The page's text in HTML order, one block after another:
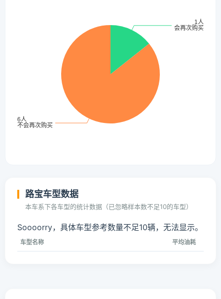
路宝车型数据
本车系下各车型的统计数据（已忽略样本数不足10的车型）
Soooorry，具体车型参考数量不足10辆，无法显示。
车型名称 平均油耗